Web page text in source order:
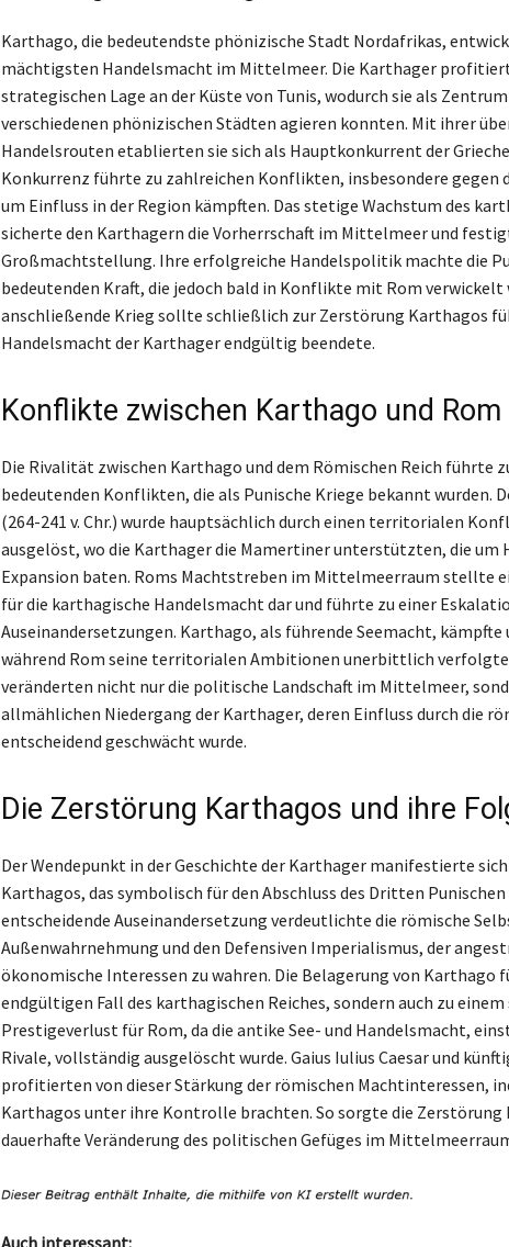
Karthago, die bedeutendste phönizische Stadt Nordafrikas,
mächtigsten Handelsmacht im Mittelmeer. Die Karthager
strategischen Lage an der Küste von Tunis, wodurch sie als
verschiedenen phönizischen Städten agieren konnten. Mit ihrer
Handelsrouten etablierten sie sich als Hauptkonkurrent der
Konkurrenz führte zu zahlreichen Konflikten, insbesondere gegen
um Einfluss in der Region kämpften. Das stetige Wachstum des
sicherte den Karthagern die Vorherrschaft im Mittelmeer und
Großmachtstellung. Ihre erfolgreiche Handelspolitik machte die
bedeutenden Kraft, die jedoch bald in Konflikte mit Rom verwickelt
anschließende Krieg sollte schließlich zur Zerstörung Karthagos
Handelsmacht der Karthager endgültig beendete.
Konflikte zwischen Karthago und Rom
Die Rivalität zwischen Karthago und dem Römischen Reich führte
bedeutenden Konflikten, die als Punische Kriege bekannt wurden.
(264-241 v. Chr.) wurde hauptsächlich durch einen territorialen
ausgelöst, wo die Karthager die Mamertiner unterstützten, die um
Expansion baten. Roms Machtstreben im Mittelmeerraum stellte
für die karthagische Handelsmacht dar und führte zu einer
Auseinandersetzungen. Karthago, als führende Seemacht, kämpfte
während Rom seine territorialen Ambitionen unerbittlich
veränderten nicht nur die politische Landschaft im Mittelmeer,
allmählichen Niedergang der Karthager, deren Einfluss durch die
entscheidend geschwächt wurde.
Die Zerstörung Karthagos und ihre
Der Wendepunkt in der Geschichte der Karthager manifestierte
Karthagos, das symbolisch für den Abschluss des Dritten Punischen
entscheidende Auseinandersetzung verdeutlichte die römische
Außenwahrnehmung und den Defensiven Imperialismus, der
ökonomische Interessen zu wahren. Die Belagerung von Karthago
endgültigen Fall des karthagischen Reiches, sondern auch zu
Prestigeverlust für Rom, da die antike See- und Handelsmacht,
Rivale, vollständig ausgelöscht wurde. Gaius Iulius Caesar und
profitierten von dieser Stärkung der römischen Machtinteressen,
Karthagos unter ihre Kontrolle brachten. So sorgte die Zerstörung
dauerhafte Veränderung des politischen Gefüges im